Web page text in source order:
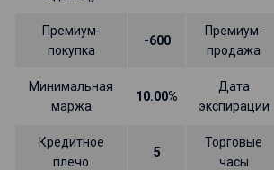
Премиум-
покупка
-600
Премиум-
продажа
Минимальная
маржа
10.00%
Дата
экспирации
Кредитное
плечо
5
Торговые
часы